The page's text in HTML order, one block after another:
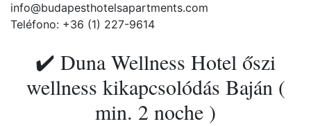
info@budapesthotelsapartments.com
Teléfono: +36 (1) 227-9614
✔️ Duna Wellness Hotel őszi
wellness kikapcsolódás Baján (
min. 2 noche )